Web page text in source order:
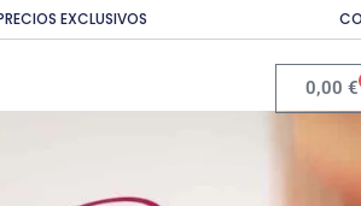
EXCLUSIVOS
0,00 €